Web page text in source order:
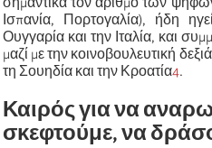
Ισπανία, Πορτογαλία), ήδη
Ουγγαρία και την Ιταλία, και
μαζί με την κοινοβουλευτική
τη Σουηδία και την Κροατία4.
Καιρός για να
σκεφτούμε, να